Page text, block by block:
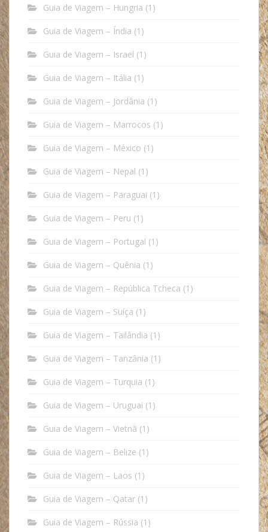
Guia de Viagem – Hungria (1)
Guia de Viagem – Índia (1)
Guia de Viagem – Israel (1)
Guia de Viagem – Itália (1)
Guia de Viagem – Jordânia (1)
Guia de Viagem – Marrocos (1)
Guia de Viagem – México (1)
Guia de Viagem – Nepal (1)
Guia de Viagem – Paraguai (1)
Guia de Viagem – Peru (1)
Guia de Viagem – Portugal (1)
Guia de Viagem – Quênia (1)
Guia de Viagem – República Tcheca (1)
Guia de Viagem – Suíça (1)
Guia de Viagem – Tailândia (1)
Guia de Viagem – Tanzânia (1)
Guia de Viagem – Turquia (1)
Guia de Viagem – Uruguai (1)
Guia de Viagem – Vietnã (1)
Guia de Viagem – Belize (1)
Guia de Viagem – Laos (1)
Guia de Viagem – Qatar (1)
Guia de Viagem – Rússia (1)